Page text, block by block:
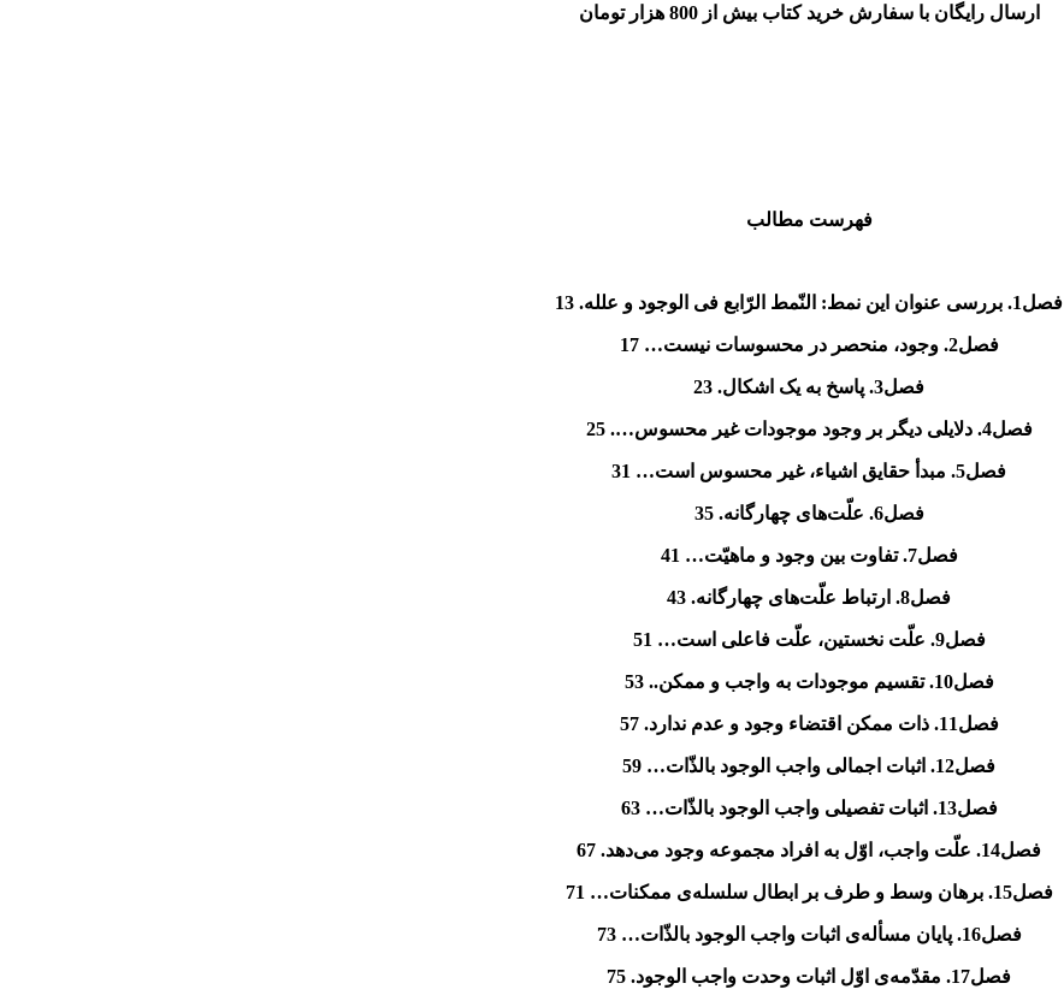
ارسال رایگان با سفارش خرید کتاب بیش از 800 هزار تومان
فهرست مطالب
فصل1. بررسی عنوان این نمط: النّمط الرّابع فی الوجود و علله. 13
فصل2. وجود، منحصر در محسوسات نیست… 17
فصل3. پاسخ به یک اشکال. 23
فصل4. دلایلی دیگر بر وجود موجودات غیر محسوس…. 25
فصل5. مبدأ حقایق اشیاء، غیر محسوس است… 31
فصل6. علّت‌های چهارگانه. 35
فصل7. تفاوت بین وجود و ماهیّت… 41
فصل8. ارتباط علّت‌های چهارگانه. 43
فصل9. علّت نخستین، علّت فاعلی است… 51
فصل10. تقسیم موجودات به واجب و ممکن.. 53
فصل11. ذات ممکن اقتضاء وجود و عدم ندارد. 57
فصل12. اثبات اجمالی واجب الوجود بالذّات… 59
فصل13. اثبات تفصیلی واجب الوجود بالذّات… 63
فصل14. علّت واجب، اوّل به افراد مجموعه وجود می‌دهد. 67
فصل15. برهان وسط و طرف بر ابطال سلسله‌ی ممکنات… 71
فصل16. پایان مسأله‌ی اثبات واجب الوجود بالذّات… 73
فصل17. مقدّمه‌ی اوّل اثبات وحدت واجب الوجود. 75